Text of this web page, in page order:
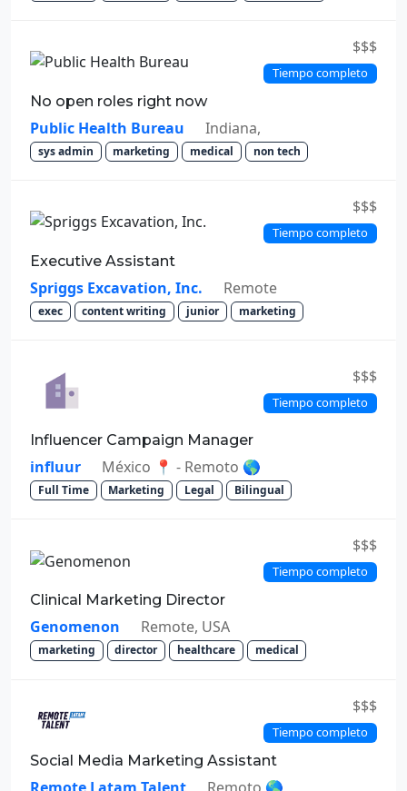
$$$
Tiempo completo
No open roles right now
Public Health Bureau Indiana,
sys admin marketing medical non tech
$$$
Tiempo completo
Executive Assistant
Spriggs Excavation, Inc. Remote
exec content writing junior marketing
$$$
Tiempo completo
Influencer Campaign Manager
influur México 📍 - Remoto 🌎
Full Time Marketing Legal Bilingual
$$$
Tiempo completo
Clinical Marketing Director
Genomenon Remote, USA
marketing director healthcare medical
$$$
Tiempo completo
Social Media Marketing Assistant
Remote Latam Talent Remoto 🌎